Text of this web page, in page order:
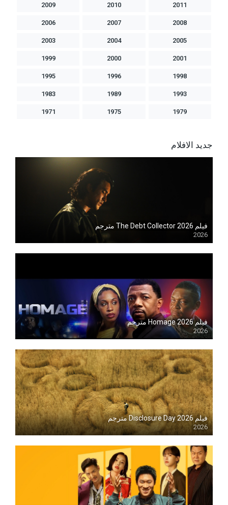
2011
2010
2009
2008
2007
2006
2005
2004
2003
2001
2000
1999
1998
1996
1995
1993
1989
1983
1979
1975
1971
جديد الافلام
فيلم The Debt Collector 2026 مترجم
2026
Blu-ray
فيلم Homage 2026 مترجم
2026
Blu-ray
فيلم Disclosure Day 2026 مترجم
2026
Blu-ray